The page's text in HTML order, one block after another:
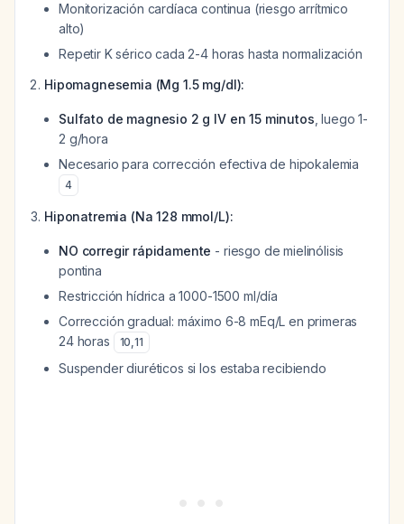
Monitorización cardíaca continua (riesgo arrítmico
alto)
Repetir K sérico cada 2-4 horas hasta normalización
Hipomagnesemia (Mg 1.5 mg/dl):
Sulfato de magnesio 2 g IV en 15 minutos , luego 1-
2 g/hora
Necesario para corrección efectiva de hipokalemia
4
Hiponatremia (Na 128 mmol/L):
NO corregir rápidamente - riesgo de mielinólisis
pontina
Restricción hídrica a 1000-1500 ml/día
Corrección gradual: máximo 6-8 mEq/L en primeras
24 horas
10,11
Suspender diuréticos si los estaba recibiendo